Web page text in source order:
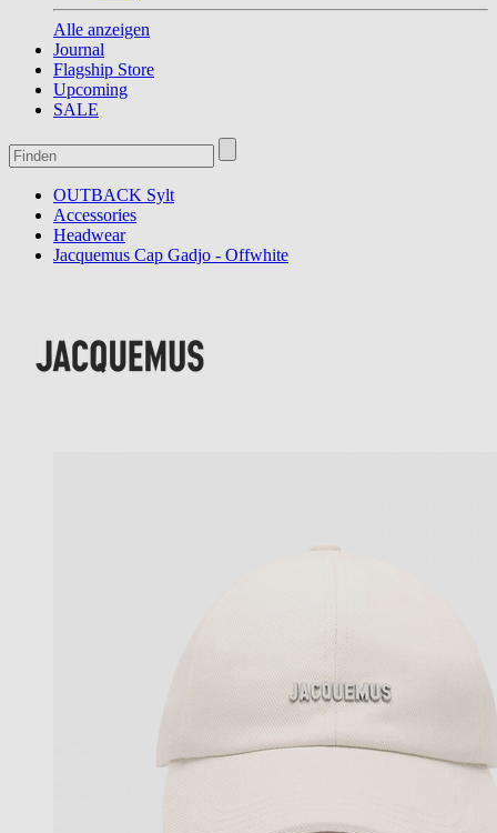
Alle anzeigen
Journal
Flagship Store
Upcoming
SALE
OUTBACK Sylt
Accessories
Headwear
Jacquemus Cap Gadjo - Offwhite